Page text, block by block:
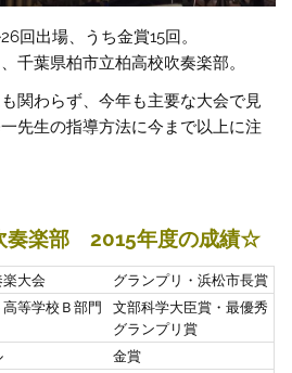
回出場、うち金賞15回。
千葉県柏市立柏高校吹奏楽部。
関わらず、今年も主要な大会で見
先生の指導方法に今まで以上に注
奏楽部 2015年度の成績☆
大会
グランプリ・浜松市長賞
等学校Ｂ部門
文部科学大臣賞・最優秀
グランプリ賞
金賞